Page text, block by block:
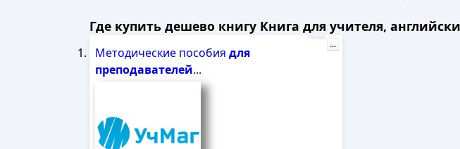
Где купить дешево книгу Книга для учителя,
Методические пособия для
преподавателей...
Реклама
...